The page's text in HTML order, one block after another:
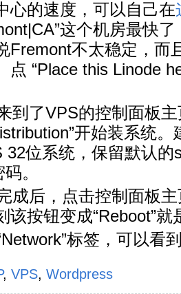
心的速度，可以自己在
这个机房最快
Fremont不太稳定，而
点 “Place this Linode
到了VPS的控制面板主
开始装系统
32位系统，保留默认
。
成后，点击控制面板主
该按钮变成“Reboot”
标签，可以看
, VPS, Wordpress